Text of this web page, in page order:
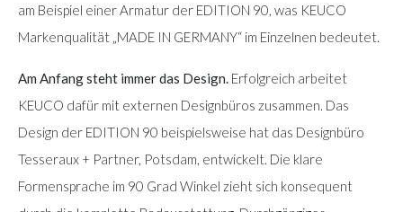
am Beispiel einer Armatur der EDITION 90, was KEUCO
Markenqualität „MADE IN GERMANY“ im Einzelnen bedeutet.
Am Anfang steht immer das Design. Erfolgreich arbeitet
KEUCO dafür mit externen Designbüros zusammen. Das
Design der EDITION 90 beispielsweise hat das Designbüro
Tesseraux + Partner, Potsdam, entwickelt. Die klare
Formensprache im 90 Grad Winkel zieht sich konsequent